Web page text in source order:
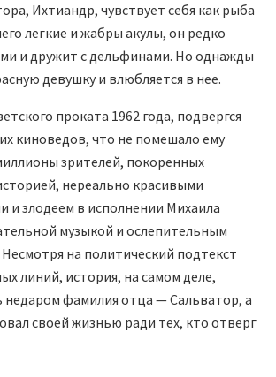
Ихтиандр, чувствует себя как рыба
легкие и жабры акулы, он редко
и дружит с дельфинами. Но однажды
девушку и влюбляется в нее.
проката 1962 года, подвергся
киноведов, что не помешало ему
зрителей, покоренных
нереально красивыми
и злодеем в исполнении Михаила
музыкой и ослепительным
на политический подтекст
линий, история, на самом деле,
недаром фамилия отца — Сальватор, а
своей жизнью ради тех, кто отверг